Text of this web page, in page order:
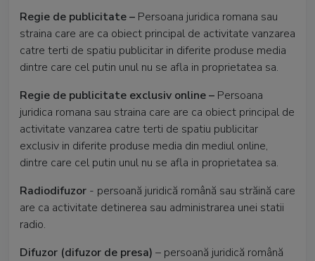
Regie de publicitate – Persoana juridica romana sau
straina care are ca obiect principal de activitate vanzarea
catre terti de spatiu publicitar in diferite produse media
dintre care cel putin unul nu se afla in proprietatea sa.
Regie de publicitate exclusiv online – Persoana
juridica romana sau straina care are ca obiect principal de
activitate vanzarea catre terti de spatiu publicitar
exclusiv in diferite produse media din mediul online,
dintre care cel putin unul nu se afla in proprietatea sa.
Radiodifuzor - persoană juridică română sau străină care
are ca activitate detinerea sau administrarea unei statii
radio.
Difuzor (difuzor de presa) – persoană juridică română